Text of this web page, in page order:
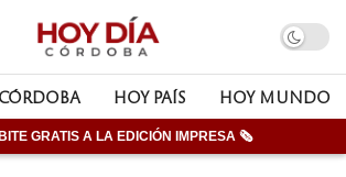
HOY PAÍS HOY MUNDO
GRATIS A LA EDICIÓN IMPRESA 🗞